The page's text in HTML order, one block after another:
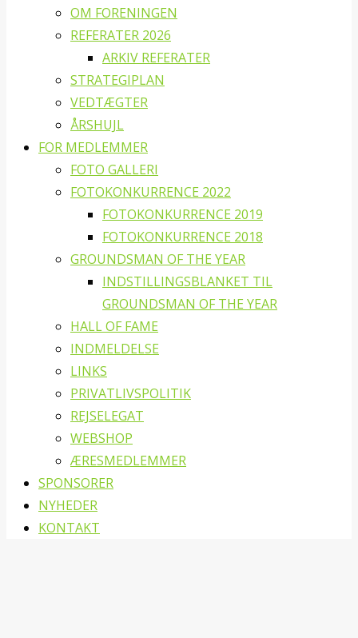
OM FORENINGEN
REFERATER 2026
ARKIV REFERATER
STRATEGIPLAN
VEDTÆGTER
ÅRSHUJL
FOR MEDLEMMER
FOTO GALLERI
FOTOKONKURRENCE 2022
FOTOKONKURRENCE 2019
FOTOKONKURRENCE 2018
GROUNDSMAN OF THE YEAR
INDSTILLINGSBLANKET TIL
GROUNDSMAN OF THE YEAR
HALL OF FAME
INDMELDELSE
LINKS
PRIVATLIVSPOLITIK
REJSELEGAT
WEBSHOP
ÆRESMEDLEMMER
SPONSORER
NYHEDER
KONTAKT